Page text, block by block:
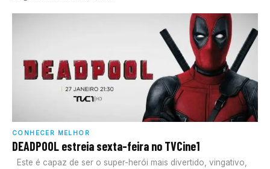
CONHECER MELHOR
DEADPOOL estreia sexta-feira no TVCine1
Este é capaz de ser o super-herói mais divertido, vingativo,